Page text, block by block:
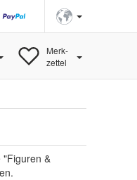
Merk-
zettel
"Figuren &